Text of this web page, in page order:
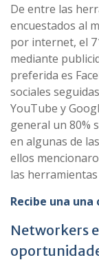
De entre las
encuestados al
por internet, el
mediante
preferida es
sociales
YouTube y
general un 80%
en algunas de
ellos
las
Recibe una
Networkers